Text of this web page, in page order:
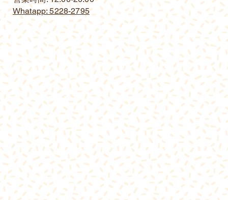
Whatapp: 5228-2795